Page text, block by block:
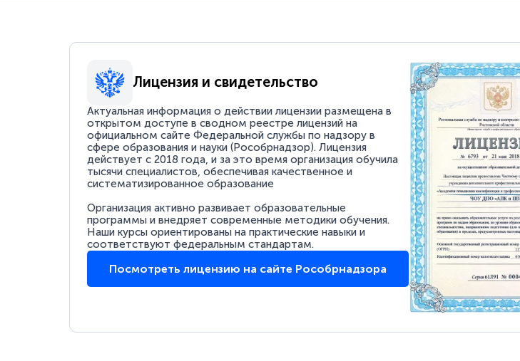
Лицензия и свидетельство
Актуальная информация о действии лицензии размещена в
открытом доступе в сводном реестре лицензий на
официальном сайте Федеральной службы по надзору в
сфере образования и науки (Рособрнадзор). Лицензия
действует с 2018 года, и за это время организация обучила
тысячи специалистов, обеспечивая качественное и
систематизированное образование
Организация активно развивает образовательные
программы и внедряет современные методики обучения.
Наши курсы ориентированы на практические навыки и
соответствуют федеральным стандартам.
Посмотреть лицензию на сайте Рособрнадзора